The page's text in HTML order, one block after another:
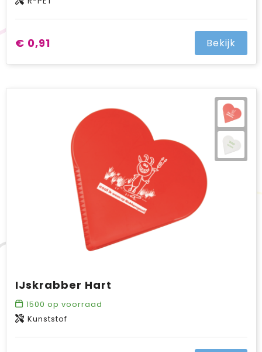
€ 0,91 Bekijk
IJskrabber Hart
1500 op voorraad
Kunststof